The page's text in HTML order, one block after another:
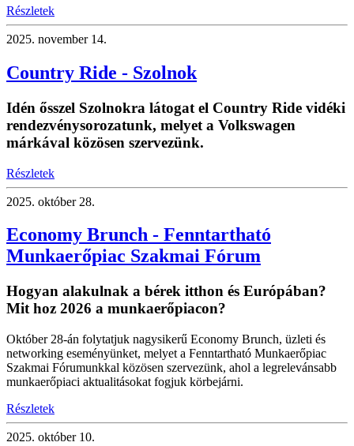
Részletek
2025. november 14.
Country Ride - Szolnok
Idén ősszel Szolnokra látogat el Country Ride vidéki
rendezvénysorozatunk, melyet a Volkswagen
márkával közösen szervezünk.
Részletek
2025. október 28.
Economy Brunch - Fenntartható
Munkaerőpiac Szakmai Fórum
Hogyan alakulnak a bérek itthon és Európában?
Mit hoz 2026 a munkaerőpiacon?
Október 28-án folytatjuk nagysikerű Economy Brunch, üzleti és
networking eseményünket, melyet a Fenntartható Munkaerőpiac
Szakmai Fórumunkkal közösen szervezünk, ahol a legrelevánsabb
munkaerőpiaci aktualitásokat fogjuk körbejárni.
Részletek
2025. október 10.